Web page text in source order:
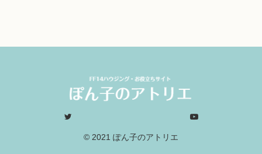
© 2021 ぽん子のアトリエ